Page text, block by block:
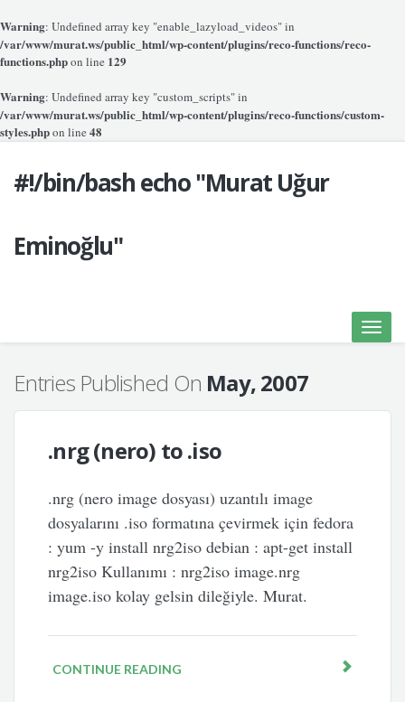
Warning: Undefined array key "enable_lazyload_videos" in
/var/www/murat.ws/public_html/wp-content/plugins/reco-functions/reco-
functions.phpon line 129
Warning: Undefined array key "custom_scripts" in
/var/www/murat.ws/public_html/wp-content/plugins/reco-functions/custom-
styles.phpon line 48
#!/bin/bash echo "Murat Uğur
Eminoğlu"
Toggle
Entries Published On May, 2007
.nrg (nero) to .iso
.nrg (nero image dosyası) uzantılı image
dosyalarını .iso formatına çevirmek için fedora
: yum -y install nrg2iso debian : apt-get install
nrg2iso Kullanımı : nrg2iso image.nrg
image.iso kolay gelsin dileğiyle. Murat.
CONTINUE READING